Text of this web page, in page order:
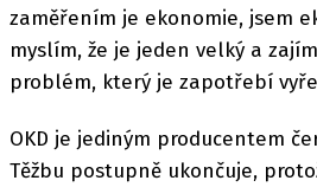
zaměřením je ekonomie, jsem
myslím, že je jeden velký a
problém, který je zapotřebí
OKD je jediným producentem
Těžbu postupně ukončuje,